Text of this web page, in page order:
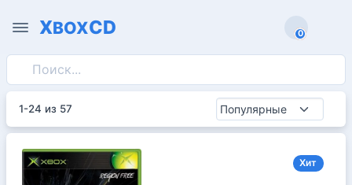
XBOXCD 0
0
1-24 из 57
Хит